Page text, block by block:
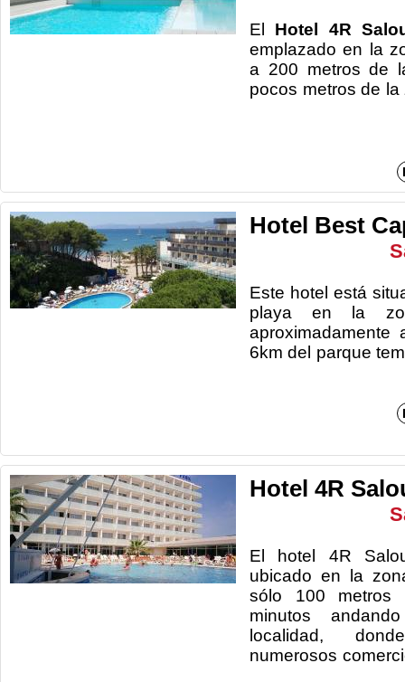
El
Hotel 4R
emplazado en la
a 200 metros de
pocos metros
Hotel Best
Este hotel está
playa en la
6km del parque
Hotel 4R
El hotel 4R
ubicado en la
sólo 100
minutos
localidad,
numerosos